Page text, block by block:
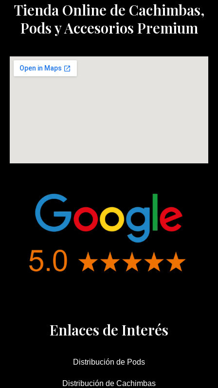
Tienda Online de Cachimbas,
Pods y Accesorios Premium
Enlaces de Interés
Distribución de Pods
Distribución de Cachimbas